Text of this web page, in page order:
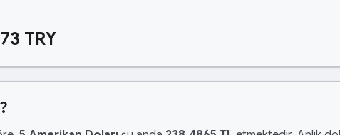
TRY